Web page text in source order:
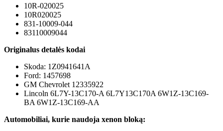
10R-020025
10R020025
831-10009-044
83110009044
Originalus detalės kodai
Skoda: 1Z0941641A
Ford: 1457698
GM Chevrolet 12335922
Lincoln 6L7Y-13C170-A 6L7Y13C170A 6W1Z-13C169-
BA 6W1Z-13C169-AA
Automobiliai, kurie naudoja xenon bloką: